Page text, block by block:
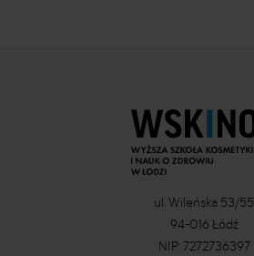
ul. Wileńska 53/55
94-016 Łódź
NIP: 7272736397